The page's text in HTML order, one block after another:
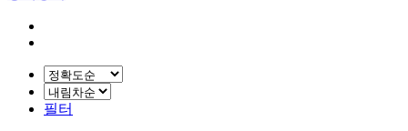
필터